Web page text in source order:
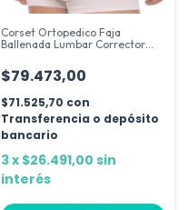
Corset Ortopedico Faja
Ballenada Lumbar Corrector
$79.473,00
$71.525,70 con
Transferencia o depósito
bancario
3x $26.491,00 sin
interés